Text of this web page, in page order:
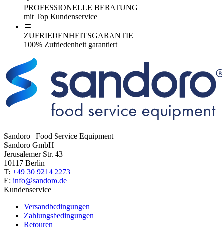
PROFESSIONELLE BERATUNG
mit Top Kundenservice
ZUFRIEDENHEITSGARANTIE
100% Zufriedenheit garantiert
Sandoro | Food Service Equipment
Sandoro GmbH
Jerusalemer Str. 43
10117 Berlin
T: +49 30 9214 2273
E: info@sandoro.de
Kundenservice
Versandbedingungen
Zahlungsbedingungen
Retouren